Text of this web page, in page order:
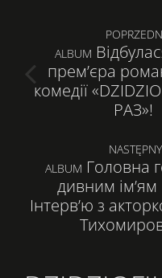
Post
navigation
ALBUM PREVIOUS
POST:
прем’єра
комедії
РАЗ»!
NASTĘPNY
ALBUM NEXT
POST:
Головна
дивним ім’ям
Інтерв’ю з